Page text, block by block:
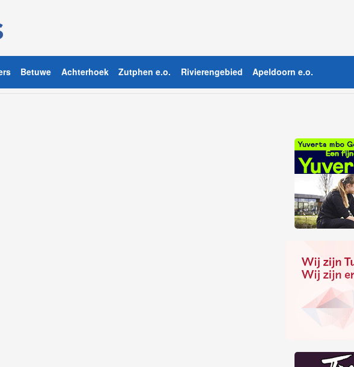
Betuwe Achterhoek Zutphen e.o. Rivierengebied Apeldoorn e.o.